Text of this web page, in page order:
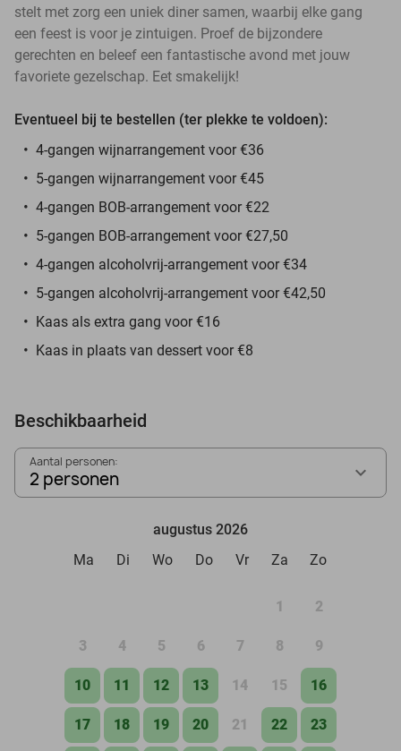
stelt met zorg een uniek diner samen, waarbij elke gang
een feest is voor je zintuigen. Proef de bijzondere
gerechten en beleef een fantastische avond met jouw
favoriete gezelschap. Eet smakelijk!
Eventueel bij te bestellen (ter plekke te voldoen):
4-gangen wijnarrangement voor €36
5-gangen wijnarrangement voor €45
4-gangen BOB-arrangement voor €22
5-gangen BOB-arrangement voor €27,50
4-gangen alcoholvrij-arrangement voor €34
5-gangen alcoholvrij-arrangement voor €42,50
Kaas als extra gang voor €16
Kaas in plaats van dessert voor €8
Beschikbaarheid
Aantal personen:
2 personen
augustus 2026
Ma
Di Wo Do Vr Za Zo
1 2
3 4 5 6 7 8 9
10 11 12 13 14 15 16
17 18 19 20 21 22 23